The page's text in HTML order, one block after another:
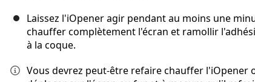
Laissez l'iOpener agir pendant au moins une
chauffer complètement l'écran et ramollir
à la coque.
Vous devrez peut-être refaire chauffer l'iOpener